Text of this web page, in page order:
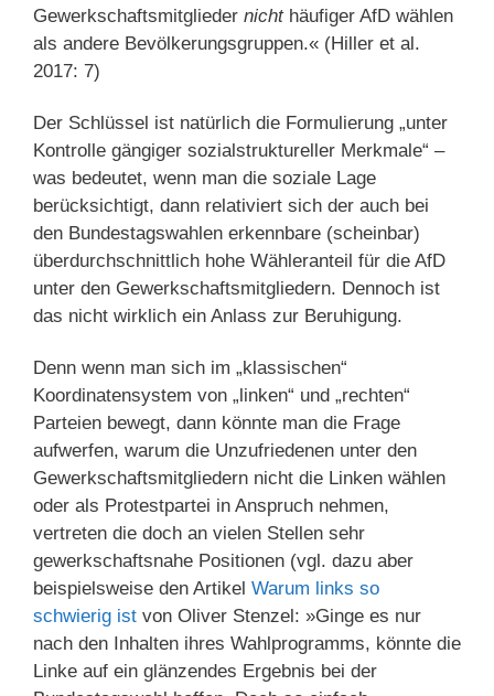
Gewerkschaftsmitglieder nichthäufiger AfD wählen
als andere Bevölkerungsgruppen.« (Hiller et al.
2017: 7)
Der Schlüssel ist natürlich die Formulierung „unter
Kontrolle gängiger sozialstruktureller Merkmale“ –
was bedeutet, wenn man die soziale Lage
berücksichtigt, dann relativiert sich der auch bei
den Bundestagswahlen erkennbare (scheinbar)
überdurchschnittlich hohe Wähleranteil für die AfD
unter den Gewerkschaftsmitgliedern. Dennoch ist
das nicht wirklich ein Anlass zur Beruhigung.
Denn wenn man sich im „klassischen“
Koordinatensystem von „linken“ und „rechten“
Parteien bewegt, dann könnte man die Frage
aufwerfen, warum die Unzufriedenen unter den
Gewerkschaftsmitgliedern nicht die Linken wählen
oder als Protestpartei in Anspruch nehmen,
vertreten die doch an vielen Stellen sehr
gewerkschaftsnahe Positionen (vgl. dazu aber
beispielsweise den Artikel Warum links so
schwierig ist von Oliver Stenzel: »Ginge es nur
nach den Inhalten ihres Wahlprogramms, könnte die
Linke auf ein glänzendes Ergebnis bei der